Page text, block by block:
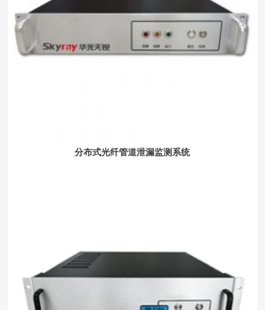
分布式光纤管道泄漏监测系统